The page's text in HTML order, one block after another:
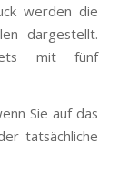
werden die
dargestellt.
mit fünf
Sie auf das
tatsächliche